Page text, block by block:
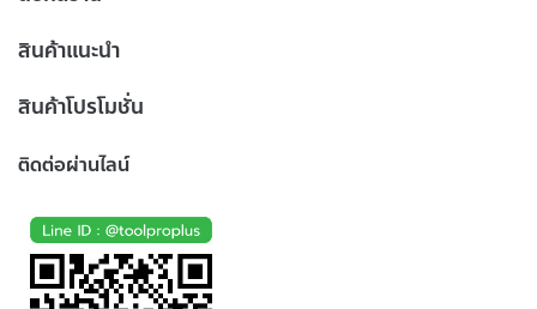
สินค้าแนะนำ
สินค้าโปรโมชั่น
ติดต่อผ่านไลน์